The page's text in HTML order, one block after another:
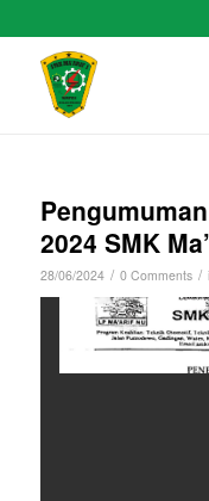
2024 SMK
28/06/2024 / 0 Comments /